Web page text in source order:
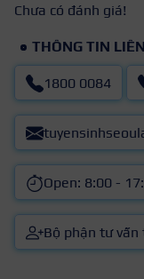
Chưa có đánh giá!
THÔNG TIN
1800 0084
Open: 8:00 -
Bộ phận tư